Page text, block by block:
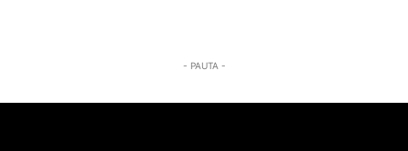
- PAUTA -